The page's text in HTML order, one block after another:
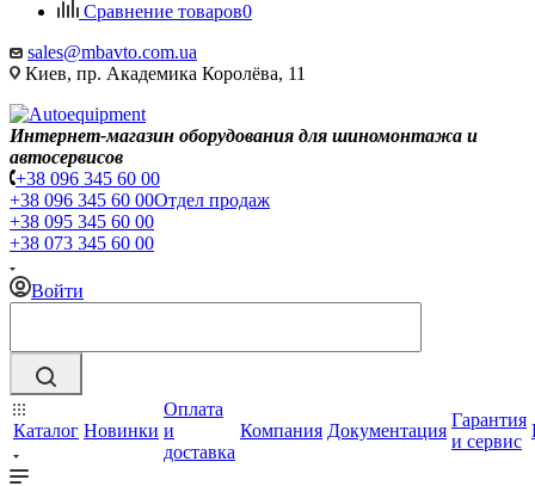
Сравнение товаров0
sales@mbavto.com.ua
Киев, пр. Академика Королёва, 11
Интернет-магазин оборудования для шиномонтажа и
автосервисов
+38 096 345 60 00
+38 096 345 60 00Отдел продаж
+38 095 345 60 00
+38 073 345 60 00
Войти
Каталог Новинки
Оплата
и
доставка
Компания Документация
Гарантия
и сервис